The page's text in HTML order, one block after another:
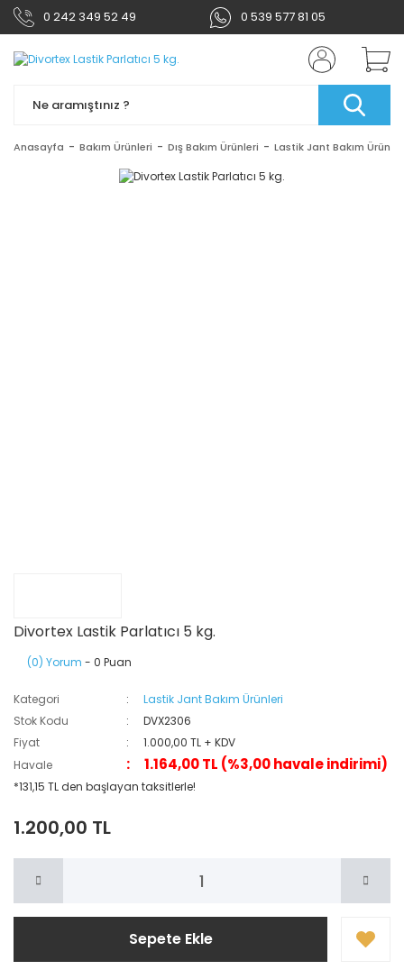
0 242 349 52 49 0 539 577 81 05
Anasayfa Bakım Ürünleri Dış Bakım Ürünleri Lastik Jant Bakım
Divortex Lastik Parlatıcı 5 kg.
(0) Yorum - 0 Puan
Kategori
Lastik Jant Bakım Ürünleri
Stok Kodu
DVX2306
Fiyat
1.000,00 TL + KDV
Havale
1.164,00 TL (%3,00 havale indirimi)
*131,15 TL den başlayan taksitlerle!
1.200,00 TL
Sepete Ekle